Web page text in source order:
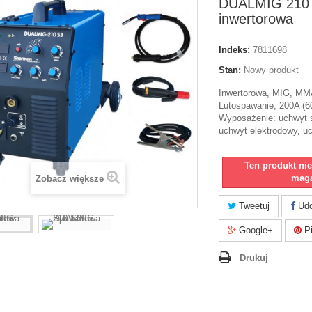
Zobacz większe
DUALMIG
inwertorowa
Indeks: 7811698
Stan: Nowy produkt
Inwertorowa, MIG,
Lutospawanie, 200A
Wyposażenie: uchwyt
uchwyt elektrodowy,
Ten produkt
Tweetuj
Google+
Drukuj